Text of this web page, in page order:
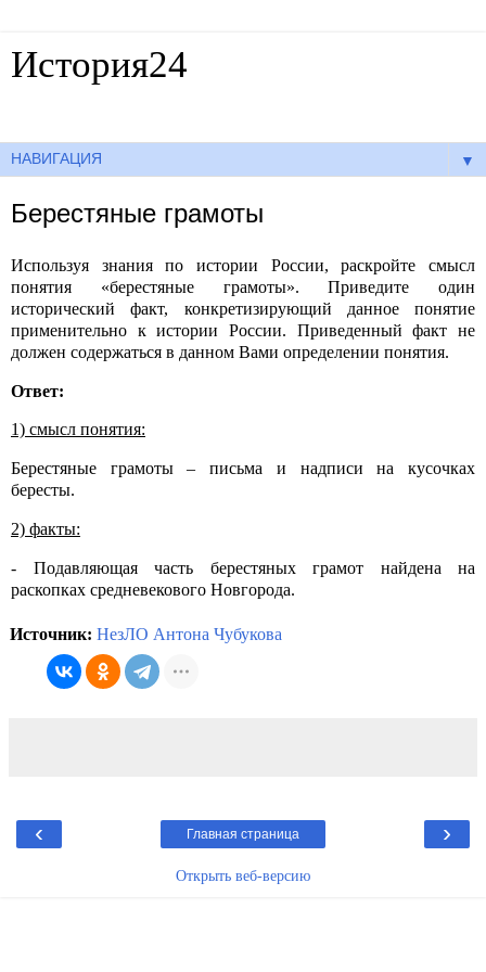
История24
▼
Берестяные грамоты
Используя знания по истории России, раскройте смысл
понятия «берестяные грамоты». Приведите один
исторический факт, конкретизирующий данное понятие
применительно к истории России. Приведенный факт не
должен содержаться в данном Вами определении понятия.
Ответ:
1) смысл понятия:
Берестяные грамоты – письма и надписи на кусочках
бересты.
2) факты:
- Подавляющая часть берестяных грамот найдена на
раскопках средневекового Новгорода.
Источник: НезЛО Антона Чубукова
‹ ›
Главная страница
Открыть веб-версию